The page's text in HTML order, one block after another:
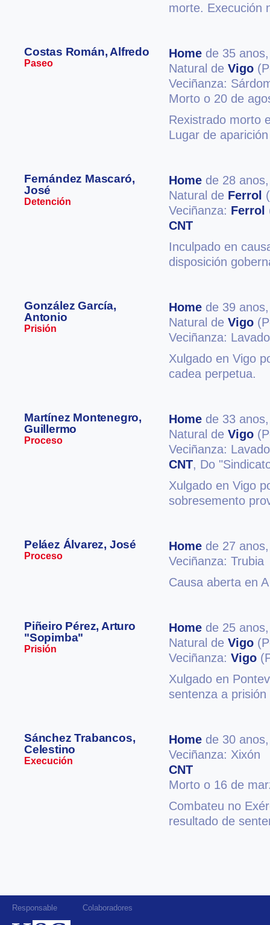
morte. Execución
Costas Román, Alfredo
Paseo
Home de 35
Natural de Vigo
Veciñanza:
Morto o 20 de
Rexistrado morto
Lugar de
Fernández Mascaró,
José
Detención
Home de 28
Natural de Ferrol
Veciñanza: Ferrol
CNT
Inculpado en
disposición
González García,
Antonio
Prisión
Home de 39
Natural de Vigo
Veciñanza:
Xulgado en Vigo
cadea perpetua.
Martínez Montenegro,
Guillermo
Proceso
Home de 33
Natural de Vigo
Veciñanza:
CNT, Do
Xulgado en Vigo
sobresemento
Peláez Álvarez, José
Proceso
Home de 27
Veciñanza: Trubia
Causa aberta en
Piñeiro Pérez, Arturo
"Sopimba"
Prisión
Home de 25
Natural de Vigo
Veciñanza: Vigo
Xulgado en
sentenza a
Sánchez Trabancos,
Celestino
Execución
Home de 30
Veciñanza: Xixón
CNT
Morto o 16 de
Combateu no
resultado de
Responsable Colaboradores